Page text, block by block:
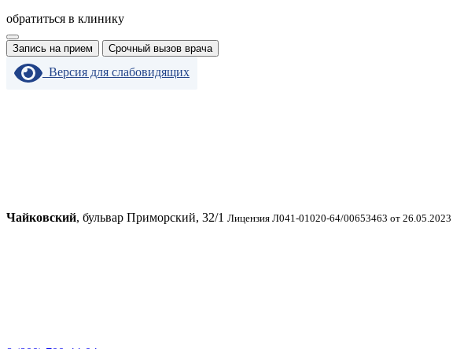
обратиться в клинику
Запись на прием Срочный вызов врача
Версия для слабовидящих
Чайковский, бульвар Приморский, 32/1 Лицензия Л041-01020-64/00653463 от 26.05.2023